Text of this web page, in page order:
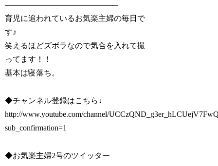
——————————————–
育児に追われているお気楽主婦の毎日で
す♪
笑えるほどズボラなので気合を入れて撮
ってます！！
基本は寝落ち。
◆チャンネル登録はこちら↓
http://www.youtube.com/channel/
sub_confirmation=1
◆お気楽主婦2号のツイッター